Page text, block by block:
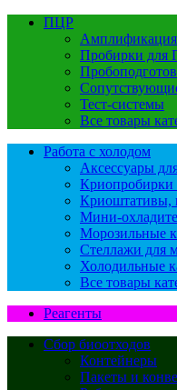
ПЦР
Амплификация
Пробирки для
Тест-системы
Все товары
Работа с холодом
Аксессуары
Криопробирки
Криоштативы,
Мини-
Морозильные
Стеллажи для
Холодильные
Все товары
Реагенты
Сбор биоотходов
Контейнеры
Пакеты и